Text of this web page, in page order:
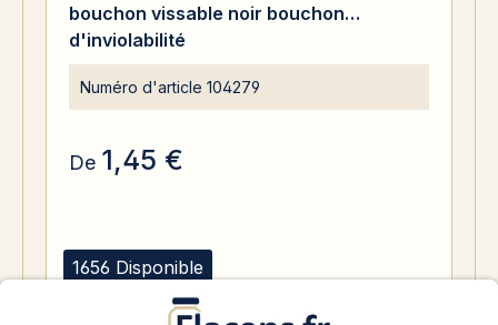
1656 Disponible
bouchon vissable noir bouchon
d'inviolabilité
Numéro d'article 104279
De 1,45 €